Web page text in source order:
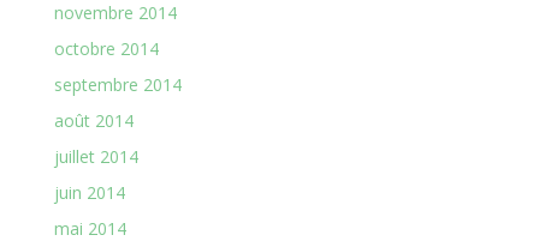
novembre 2014
octobre 2014
septembre 2014
août 2014
juillet 2014
juin 2014
mai 2014